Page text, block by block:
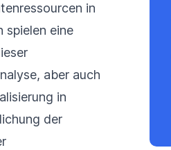
in
spielen eine
aber auch
in
der